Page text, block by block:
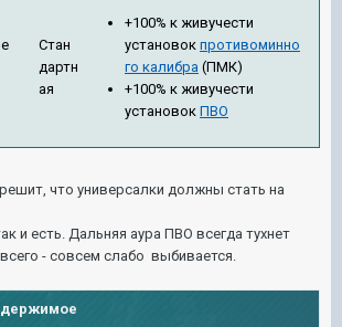
Стан
дартн
ая
+100% к живучести
установок противоминно
го калибра (ПМК)
+100% к живучести
установок ПВО
что универсалки должны стать на
и есть. Дальняя аура ПВО всегда тухнет
- совсем слабо выбивается.